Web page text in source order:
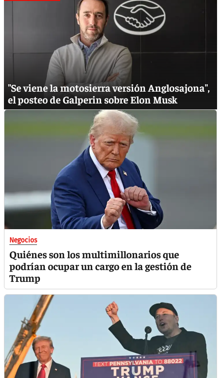
"Se viene la motosierra versión Anglosajona",
el posteo de Galperin sobre Elon Musk
Negocios
Quiénes son los multimillonarios que
podrían ocupar un cargo en la gestión de
Trump